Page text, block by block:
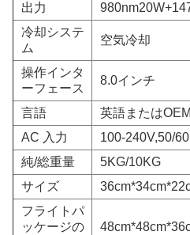
出力
冷却システ
ム
空気冷却
操作インタ
ーフェース
8.0インチ
言語
英語またはOEM
AC 入力
100-240V,50/
純/総重量
5KG/10KG
サイズ
フライトパ
ッケージの